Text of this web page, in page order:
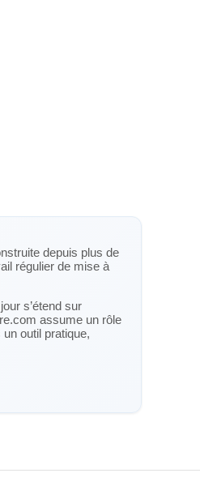
depuis plus de
régulier de mise à
s’étend sur
assume un rôle
outil pratique,